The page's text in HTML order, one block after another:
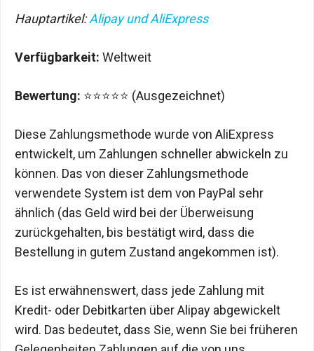
Hauptartikel:Alipay und AliExpress
Verfügbarkeit: Weltweit
Bewertung: ⭐⭐⭐⭐⭐ (Ausgezeichnet)
Diese Zahlungsmethode wurde von AliExpress
entwickelt, um Zahlungen schneller abwickeln zu
können. Das von dieser Zahlungsmethode
verwendete System ist dem von PayPal sehr
ähnlich (das Geld wird bei der Überweisung
zurückgehalten, bis bestätigt wird, dass die
Bestellung in gutem Zustand angekommen ist).
Es ist erwähnenswert, dass jede Zahlung mit
Kredit- oder Debitkarten über Alipay abgewickelt
wird. Das bedeutet, dass Sie, wenn Sie bei früheren